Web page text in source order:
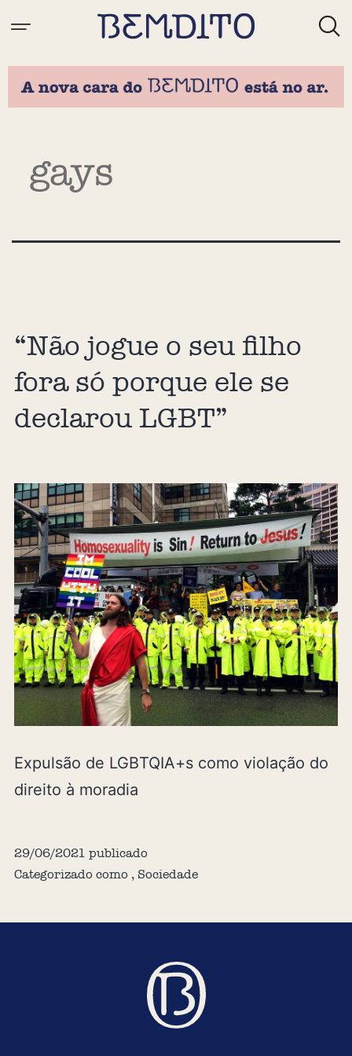
gays
“Não jogue o seu filho
fora só porque ele se
declarou LGBT”
Expulsão de LGBTQIA+s como violação do
direito à moradia
29/06/2021 publicado
Categorizado como , Sociedade